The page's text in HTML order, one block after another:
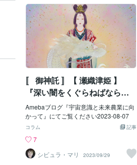
いと思いますローマの歴史家 クルチュ
ウス＝ルーフス が述べた言葉ですクル
チュウス＝ルーフスとは1世紀中ごろのロ
ーマの歴史家です「歴史は繰り返す」と
は・・過去に起こったことは同じように
してその後の時代にも繰り返し起こると
いう意味です史的批判よりもむしろ幻想
的・画的・あるいは扇情的な描写をねら
いとしていて劇的構成・いきいきとした
細部・みごとな修辞などからみて・歴史
よりはむしろ小説に近いとのことです出
典 ブリタニカ国際大百科事典 小項目事
典より引用景気が良くなったと思え
ば・・突然バブルが崩壊し・不況に転じ
ますね。この現象はなぜ起こるのでしょ
うか？多くの経済学者は「市場の不安定
性」や「心理的要因」「イノベーション
の速度」などを理由に挙げています
〚 御神託 〛【 瀬織津姫 】
『深い闇をくぐらねばなら
ぬ』新たな世界（神世界）へ
と移行する為に
Amebaブログ『宇宙意識と未来農業に向
かって』にてご覧ください2023-08-07
記事
コラム
7
シビュラ・マリ
2023/09/29